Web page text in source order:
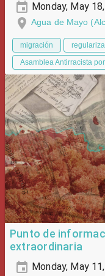
Monday, May
Agua de Mayo
migración
Asamblea Antirracista
Punto de
extraordinaria
Monday, May